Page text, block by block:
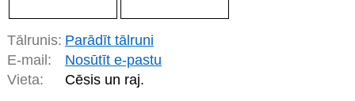
Tālrunis: Parādīt tālruni
E-mail:
Nosūtīt e-pastu
Vieta:
Cēsis un raj.